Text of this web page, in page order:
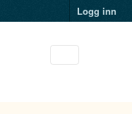
Logg inn